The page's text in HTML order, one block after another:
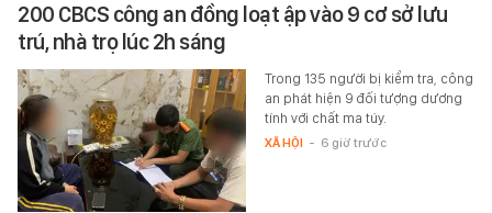
200 CBCS công an đồng loạt ập vào 9 cơ sở lưu
trú, nhà trọ lúc 2h sáng
Trong 135 người bị kiểm tra, công
an phát hiện 9 đối tượng dương
tính với chất ma túy.
XÃ HỘI - 6 giờ trước